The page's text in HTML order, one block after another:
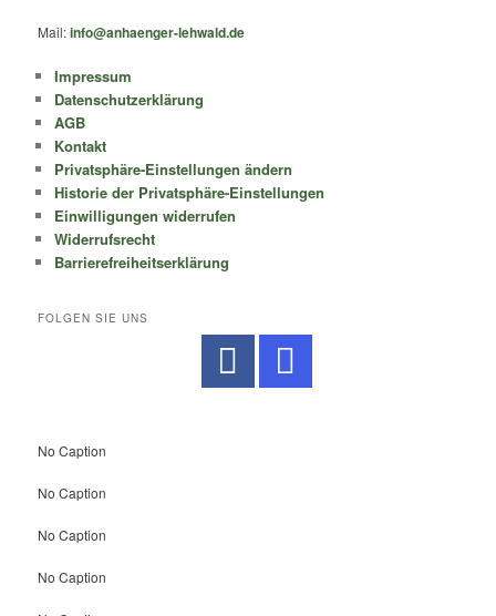
Mail:info@anhaenger-lehwald.de
Impressum
Datenschutzerklärung
AGB
Kontakt
Privatsphäre-Einstellungen ändern
Historie der Privatsphäre-Einstellungen
Einwilligungen widerrufen
Widerrufsrecht
Barrierefreiheitserklärung
FOLGEN SIE UNS
No Caption
No Caption
No Caption
No Caption